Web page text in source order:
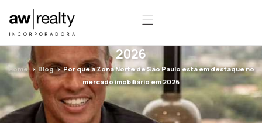
Por que a Zona Norte de São Paulo está
em destaque no mercado imobiliário em
2026
Home> Blog> Por que a Zona Norte de São Paulo está em destaque no
mercado imobiliário em 2026